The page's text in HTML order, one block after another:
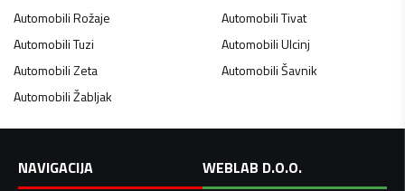
AutomobiliRožaje AutomobiliTivat
AutomobiliTuzi AutomobiliUlcinj
AutomobiliZeta AutomobiliŠavnik
AutomobiliŽabljak
NAVIGACIJA
WEBLAB D.O.O.